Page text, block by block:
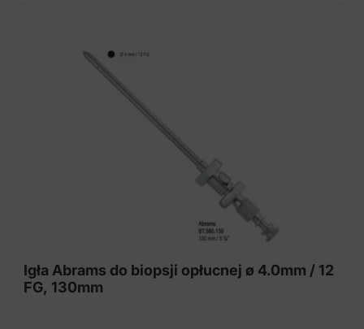
Igła Abrams do biopsji opłucnej ø 4.0mm / 12
FG, 130mm